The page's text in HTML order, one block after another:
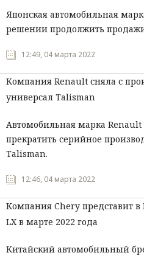
Японская автомобильная
решении продолжить
12:49, 04 марта 2022
Компания Renault сняла с
универсал Talisman
Автомобильная марка
прекратить серийное
Talisman.
12:46, 04 марта 2022
Компания Chery представит в
LX в марте 2022 года
Китайский автомобильный